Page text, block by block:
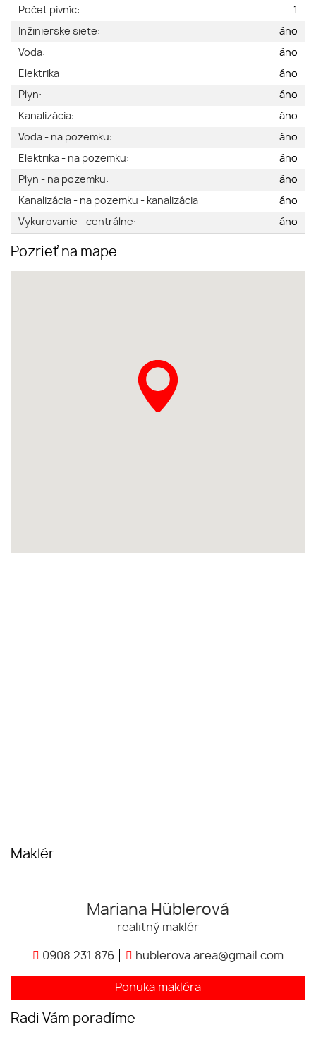
Počet pivníc:
1
Inžinierske siete:
áno
Voda:
áno
Elektrika:
áno
Plyn:
áno
Kanalizácia:
áno
Voda - na pozemku:
áno
Elektrika - na pozemku:
áno
Plyn - na pozemku:
áno
Kanalizácia - na pozemku - kanalizácia:
áno
Vykurovanie - centrálne:
áno
Pozrieť na mape
Maklér
Mariana Hüblerová
realitný maklér
0908 231 876 hublerova.area@gmail.com
Ponuka makléra
Radi Vám poradíme